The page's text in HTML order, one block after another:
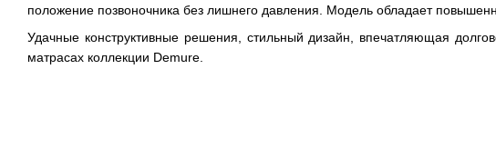
положение позвоночника без лишнего давления. Модель обладает
Удачные конструктивные решения, стильный дизайн, впечатляющая
матрасах коллекции Demure.